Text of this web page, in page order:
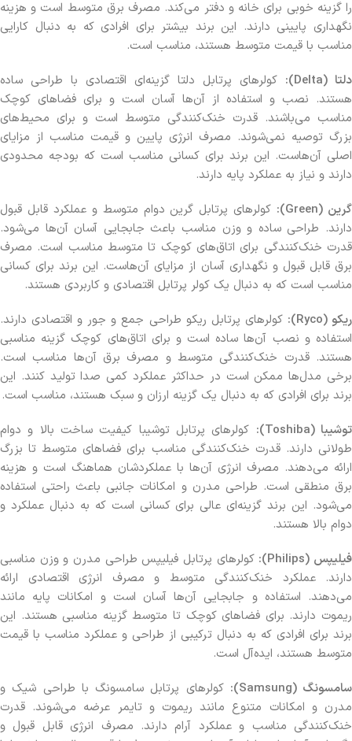
را گزینه خوبی برای خانه و دفتر می‌کند. مصرف برق متوسط است و هزینه
نگهداری پایینی دارند. این برند بیشتر برای افرادی که به دنبال کارایی
مناسب با قیمت متوسط هستند، مناسب است.
دلتا (Delta):
کولرهای پرتابل دلتا گزینه‌ای اقتصادی با طراحی ساده
هستند. نصب و استفاده از آن‌ها آسان است و برای فضاهای کوچک
مناسب می‌باشند. قدرت خنک‌کنندگی متوسط است و برای محیط‌های
بزرگ توصیه نمی‌شوند. مصرف انرژی پایین و قیمت مناسب از مزایای
اصلی آن‌هاست. این برند برای کسانی مناسب است که بودجه محدودی
دارند و نیاز به عملکرد پایه دارند.
گرین (Green):
کولرهای پرتابل گرین دوام متوسط و عملکرد قابل قبول
دارند. طراحی ساده و وزن مناسب باعث جابجایی آسان آن‌ها می‌شود.
قدرت خنک‌کنندگی برای اتاق‌های کوچک تا متوسط مناسب است. مصرف
برق قابل قبول و نگهداری آسان از مزایای آن‌هاست. این برند برای کسانی
مناسب است که به دنبال یک کولر پرتابل اقتصادی و کاربردی هستند.
ریکو (Ryco):
کولرهای پرتابل ریکو طراحی جمع و جور و اقتصادی دارند.
استفاده و نصب آن‌ها ساده است و برای اتاق‌های کوچک گزینه مناسبی
هستند. قدرت خنک‌کنندگی متوسط و مصرف برق آن‌ها مناسب است.
برخی مدل‌ها ممکن است در حداکثر عملکرد کمی صدا تولید کنند. این
برند برای افرادی که به دنبال یک گزینه ارزان و سبک هستند، مناسب است.
توشیبا (Toshiba):
کولرهای پرتابل توشیبا کیفیت ساخت بالا و دوام
طولانی دارند. قدرت خنک‌کنندگی مناسب برای فضاهای متوسط تا بزرگ
ارائه می‌دهند. مصرف انرژی آن‌ها با عملکردشان هماهنگ است و هزینه
برق منطقی است. طراحی مدرن و امکانات جانبی باعث راحتی استفاده
می‌شود. این برند گزینه‌ای عالی برای کسانی است که به دنبال عملکرد و
دوام بالا هستند.
فیلیپس (Philips):
کولرهای پرتابل فیلیپس طراحی مدرن و وزن مناسبی
دارند. عملکرد خنک‌کنندگی متوسط و مصرف انرژی اقتصادی ارائه
می‌دهند. استفاده و جابجایی آن‌ها آسان است و امکانات پایه مانند
ریموت دارند. برای فضاهای کوچک تا متوسط گزینه مناسبی هستند. این
برند برای افرادی که به دنبال ترکیبی از طراحی و عملکرد مناسب با قیمت
متوسط هستند، ایده‌آل است.
سامسونگ (Samsung):
کولرهای پرتابل سامسونگ با طراحی شیک و
مدرن و امکانات متنوع مانند ریموت و تایمر عرضه می‌شوند. قدرت
خنک‌کنندگی مناسب و عملکرد آرام دارند. مصرف انرژی قابل قبول و